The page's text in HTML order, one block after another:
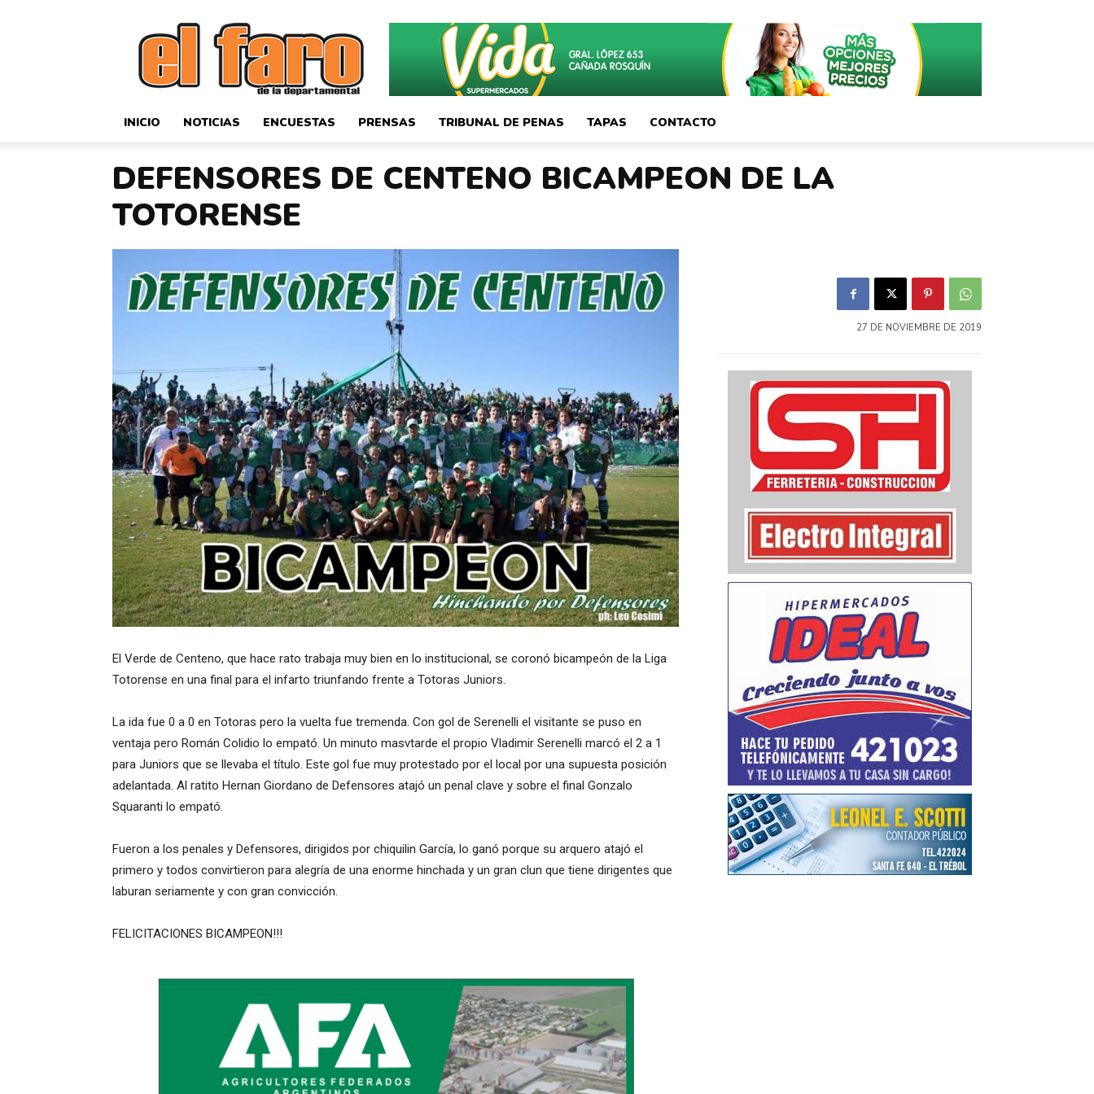
El
Faro
Deportivo
INICIO NOTICIAS ENCUESTAS PRENSAS TRIBUNAL DE PENAS TAPAS CONTACTO
DEFENSORES DE CENTENO BICAMPEON DE LA
TOTORENSE
El Verde de Centeno, que hace rato trabaja muy bien en lo institucional, se coronó bicampeón de la Liga
Totorense en una final para el infarto triunfando frente a Totoras Juniors.
La ida fue 0 a 0 en Totoras pero la vuelta fue tremenda. Con gol de Serenelli el visitante se puso en
ventaja pero Román Colidio lo empató. Un minuto masvtarde el propio Vladimir Serenelli marcó el 2 a 1
para Juniors que se llevaba el título. Este gol fue muy protestado por el local por una supuesta posición
adelantada. Al ratito Hernan Giordano de Defensores atajó un penal clave y sobre el final Gonzalo
Squaranti lo empató.
Fueron a los penales y Defensores, dirigidos por chiquilin García, lo ganó porque su arquero atajó el
primero y todos convirtieron para alegría de una enorme hinchada y un gran clun que tiene dirigentes que
laburan seriamente y con gran convicción.
FELICITACIONES BICAMPEON!!!
27 DE NOVIEMBRE DE 2019